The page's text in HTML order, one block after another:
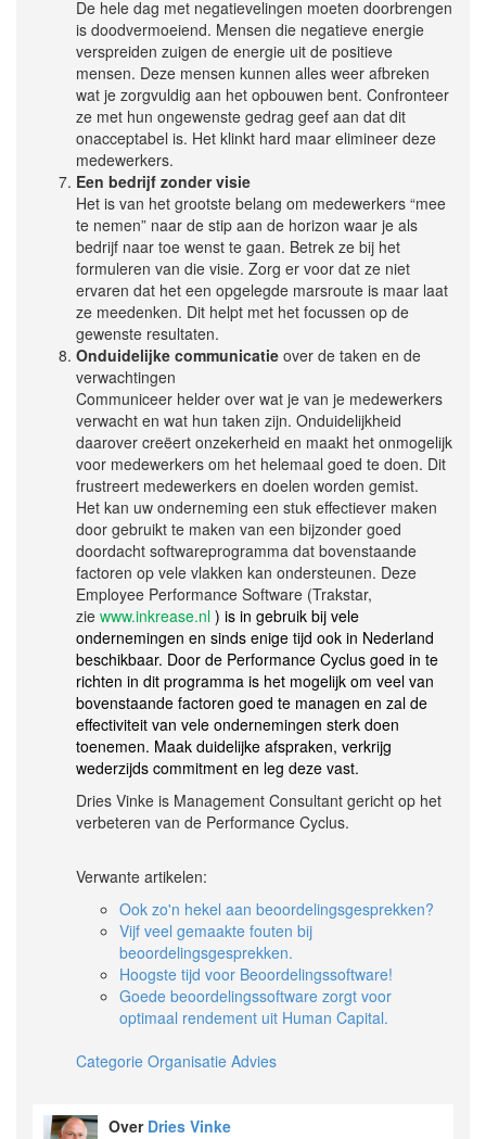
De hele dag met negatievelingen moeten doorbrengen
is doodvermoeiend. Mensen die negatieve energie
verspreiden zuigen de energie uit de positieve
mensen. Deze mensen kunnen alles weer afbreken
wat je zorgvuldig aan het opbouwen bent. Confronteer
ze met hun ongewenste gedrag geef aan dat dit
onacceptabel is. Het klinkt hard maar elimineer deze
medewerkers.
Een bedrijf zonder visie
Het is van het grootste belang om medewerkers “mee
te nemen” naar de stip aan de horizon waar je als
bedrijf naar toe wenst te gaan. Betrek ze bij het
formuleren van die visie. Zorg er voor dat ze niet
ervaren dat het een opgelegde marsroute is maar laat
ze meedenken. Dit helpt met het focussen op de
gewenste resultaten.
Onduidelijke communicatie over de taken en de
verwachtingen
Communiceer helder over wat je van je medewerkers
verwacht en wat hun taken zijn. Onduidelijkheid
daarover creëert onzekerheid en maakt het onmogelijk
voor medewerkers om het helemaal goed te doen. Dit
frustreert medewerkers en doelen worden gemist.
Het kan uw onderneming een stuk effectiever maken
door gebruikt te maken van een bijzonder goed
doordacht softwareprogramma dat bovenstaande
factoren op vele vlakken kan ondersteunen. Deze
Employee Performance Software (Trakstar,
zie www.inkrease.nl ) is in gebruik bij vele
ondernemingen en sinds enige tijd ook in Nederland
beschikbaar. Door de Performance Cyclus goed in te
richten in dit programma is het mogelijk om veel van
bovenstaande factoren goed te managen en zal de
effectiviteit van vele ondernemingen sterk doen
toenemen. Maak duidelijke afspraken, verkrijg
wederzijds commitment en leg deze vast.
Dries Vinke is Management Consultant gericht op het
verbeteren van de Performance Cyclus.
Verwante artikelen:
Ook zo'n hekel aan beoordelingsgesprekken?
Vijf veel gemaakte fouten bij
beoordelingsgesprekken.
Hoogste tijd voor Beoordelingssoftware!
Goede beoordelingssoftware zorgt voor
optimaal rendement uit Human Capital.
Categorie Organisatie Advies
Over Dries Vinke